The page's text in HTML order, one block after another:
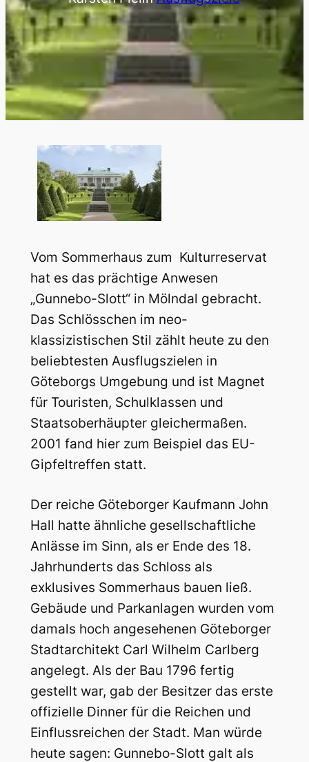
Vom Sommerhaus zum Kulturreservat
hat es das prächtige Anwesen
„Gunnebo-Slott“ in Mölndal gebracht.
Das Schlösschen im neo-
klassizistischen Stil zählt heute zu den
beliebtesten Ausflugszielen in
Göteborgs Umgebung und ist Magnet
für Touristen, Schulklassen und
Staatsoberhäupter gleichermaßen.
2001 fand hier zum Beispiel das EU-
Gipfeltreffen statt.
Der reiche Göteborger Kaufmann John
Hall hatte ähnliche gesellschaftliche
Anlässe im Sinn, als er Ende des 18.
Jahrhunderts das Schloss als
exklusives Sommerhaus bauen ließ.
Gebäude und Parkanlagen wurden vom
damals hoch angesehenen Göteborger
Stadtarchitekt Carl Wilhelm Carlberg
angelegt. Als der Bau 1796 fertig
gestellt war, gab der Besitzer das erste
offizielle Dinner für die Reichen und
Einflussreichen der Stadt. Man würde
heute sagen: Gunnebo-Slott galt als